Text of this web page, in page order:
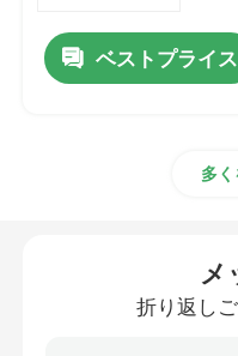
ベストプライス
多
メ
折り返し